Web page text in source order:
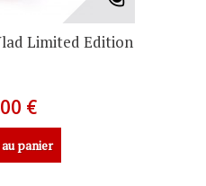
Limited Edition
€
panier